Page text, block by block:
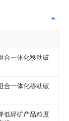
合一体化移动破
合一体化移动破
低碎矿产品粒度